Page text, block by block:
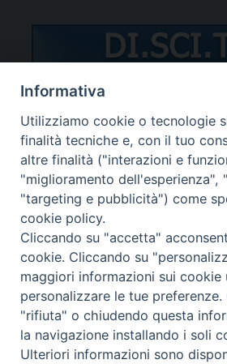
STUDENTI/DOCENTI
Password dimenticata?
Copyright
Informativa
Utilizziamo cookie o tecnologie
finalità tecniche e, con il tuo
altre finalità ("interazioni e
"miglioramento dell'esperienza",
"targeting e pubblicità") come
cookie policy.
Cliccando su "accetta"
cookie. Cliccando su
maggiori informazioni sui cookie
personalizzare le tue
"rifiuta" o chiudendo questa
la navigazione installando i soli
Ulteriori informazioni sono